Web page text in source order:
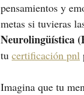
pensamientos y
metas si tuvieras
Neurolingüística
tu certificación pnl
Imagina que tu